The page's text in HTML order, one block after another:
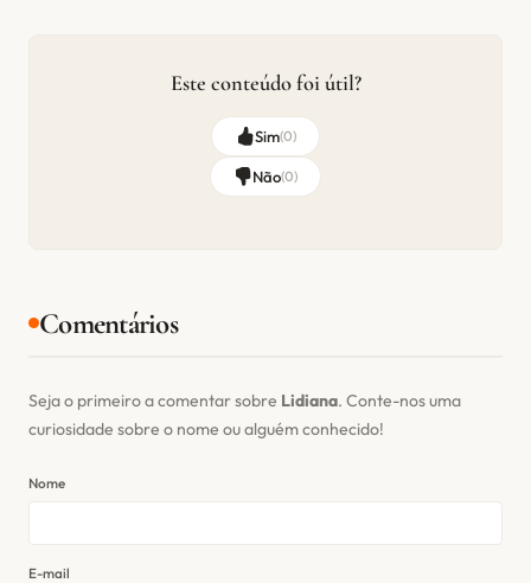
Este conteúdo foi útil?
Sim(0)
Não(0)
Comentários
Seja o primeiro a comentar sobre Lidiana. Conte-nos uma
curiosidade sobre o nome ou alguém conhecido!
Nome
E-mail